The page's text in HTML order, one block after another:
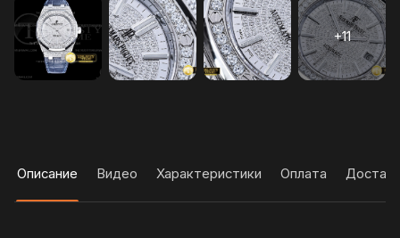
Описание Видео Характеристики Оплата